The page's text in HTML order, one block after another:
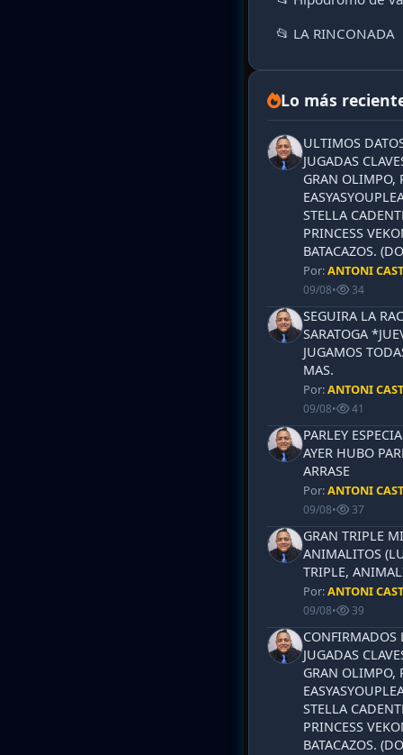
📂 LA RINCONADA
Lo más
ULTIMOS
JUGADAS
GRAN OLIMPO,
STELLA
PRINCESS
BATACAZOS.
Por:ANTONI
09/08• 34
SEGUIRA LA
SARATOGA
JUGAMOS
MAS.
Por:ANTONI
09/08• 41
PARLEY
AYER HUBO
ARRASE
Por:ANTONI
09/08• 37
GRAN TRIPLE
ANIMALITOS
TRIPLE,
Por:ANTONI
09/08• 39
CONFIRMADOS
JUGADAS
GRAN OLIMPO,
STELLA
PRINCESS
BATACAZOS.